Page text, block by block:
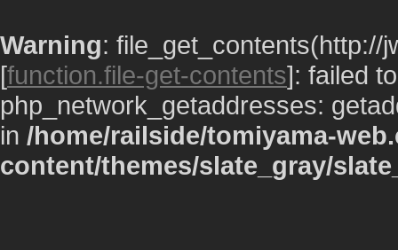
Warning: file_get_contents(http://
[function.file-get-contents]: failed
php_network_getaddresses:
in /home/railside/tomiyama-
content/themes/slate_gray/